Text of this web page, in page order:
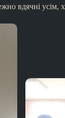
вдячні